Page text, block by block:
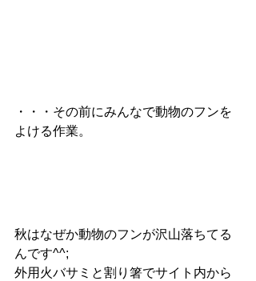
・・・その前にみんなで動物のフンを
よける作業。
秋はなぜか動物のフンが沢山落ちてる
んです^^;
外用火バサミと割り箸でサイト内から